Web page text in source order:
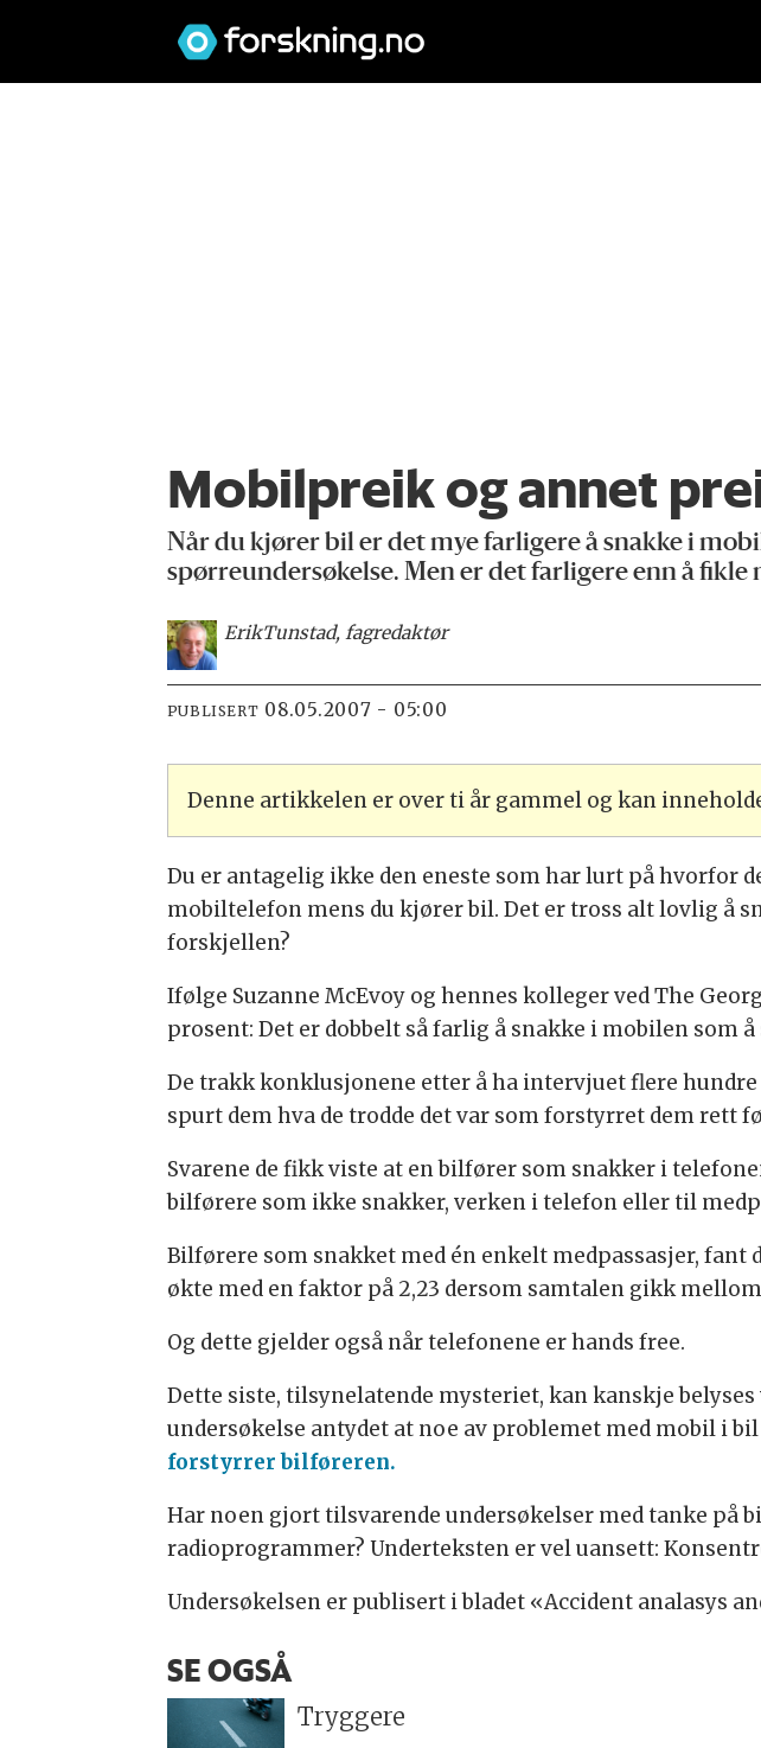
Mobilpreik og annet
Når du kjører bil er det mye farligere å snakke i
spørreundersøkelse. Men er det farligere enn å
ErikTunstad, fagredaktør
PUBLISERT 08.05.2007 - 05:00
Denne artikkelen er over ti år gammel og kan
Du er antagelig ikke den eneste som har lurt på
mobiltelefon mens du kjører bil. Det er tross alt lovlig å
forskjellen?
Ifølge Suzanne McEvoy og hennes kolleger ved The
prosent: Det er dobbelt så farlig å snakke i mobilen som
De trakk konklusjonene etter å ha intervjuet flere
spurt dem hva de trodde det var som forstyrret dem rett
Svarene de fikk viste at en bilfører som snakker i
bilførere som ikke snakker, verken i telefon eller til
Bilførere som snakket med én enkelt medpassasjer, fant
økte med en faktor på 2,23 dersom samtalen gikk
Og dette gjelder også når telefonene er hands free.
Dette siste, tilsynelatende mysteriet, kan kanskje
undersøkelse antydet at noe av problemet med mobil i
forstyrrer bilføreren.
Har noen gjort tilsvarende undersøkelser med tanke på
radioprogrammer? Underteksten er vel uansett:
Undersøkelsen er publisert i bladet «Accident analasys
SE OGSÅ
Tryggere